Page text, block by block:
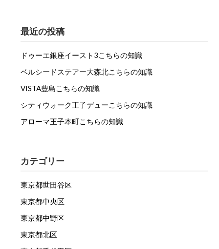
最近の投稿
ドゥーエ銀座イースト3こちらの知識
ベルシードステアー大森北こちらの知識
VISTA豊島こちらの知識
シティウォーク王子デューこちらの知識
アローマ王子本町こちらの知識
カテゴリー
東京都世田谷区
東京都中央区
東京都中野区
東京都北区